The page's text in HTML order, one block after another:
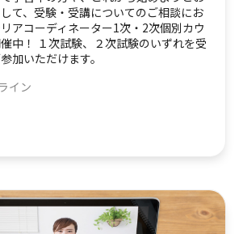
て、受験・受講についてのご相談にお
アコーディネーター1次・2次個別カウ
中！ １次試験、２次試験のいずれを受
加いただけます。
イン